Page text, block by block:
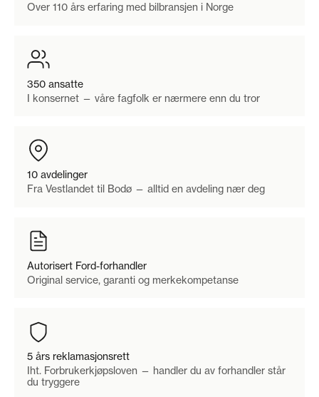
Over 110 års erfaring med bilbransjen i Norge
350 ansatte
I konsernet — våre fagfolk er nærmere enn du tror
10 avdelinger
Fra Vestlandet til Bodø — alltid en avdeling nær deg
Autorisert Ford-forhandler
Original service, garanti og merkekompetanse
5 års reklamasjonsrett
Iht. Forbrukerkjøpsloven — handler du av forhandler står
du tryggere